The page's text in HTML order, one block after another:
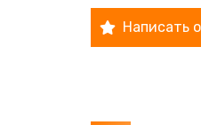
Написать